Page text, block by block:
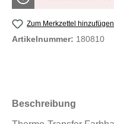
Zum Merkzettel hinzufügen
Artikelnummer: 180810
Beschreibung